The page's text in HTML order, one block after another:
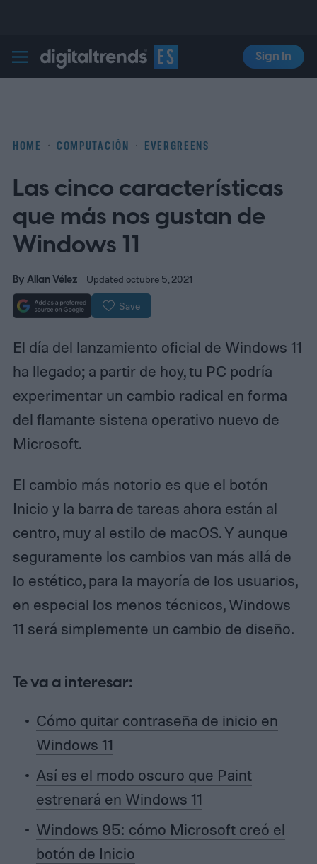
Digital Trends Español
Sign In
HOME COMPUTACIÓN EVERGREENS
Las cinco características
que más nos gustan de
Windows 11
ByAllan Vélez Updated octubre 5, 2021
Save
El día del lanzamiento oficial de Windows 11
ha llegado; a partir de hoy, tu PC podría
experimentar un cambio radical en forma
del flamante sistena operativo nuevo de
Microsoft.
El cambio más notorio es que el botón
Inicio y la barra de tareas ahora están al
centro, muy al estilo de macOS. Y aunque
seguramente los cambios van más allá de
lo estético, para la mayoría de los usuarios,
en especial los menos técnicos, Windows
11 será simplemente un cambio de diseño.
Te va a interesar:
Cómo quitar contraseña de inicio en
Windows 11
Así es el modo oscuro que Paint
estrenará en Windows 11
Windows 95: cómo Microsoft creó el
botón de Inicio